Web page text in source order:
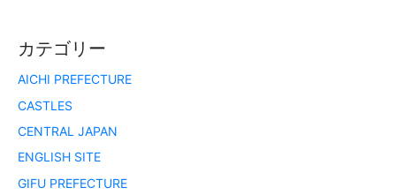
カテゴリー
AICHI PREFECTURE
CASTLES
CENTRAL JAPAN
ENGLISH SITE
GIFU PREFECTURE